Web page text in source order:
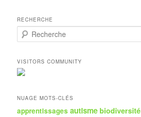
RECHERCHE
e
h
e
r
h
VISITORS COMMUNITY
NUAGE MOTS-CLÉS
apprentissages autisme biodiversité